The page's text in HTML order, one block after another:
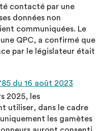
contacté par une
données non
communiquées. Le
QPC, a confirmé que
par le législateur était
du 16 août 2023
2025, les
utiliser, dans le cadre
les gamètes